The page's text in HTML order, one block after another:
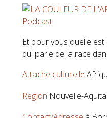
Et pour vous quelle
qui parle de la race
Attache culturelle
Region Nouvelle-